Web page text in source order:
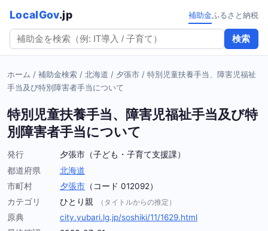
LocalGov.jp
検索
補助金ふるさと納税
ホーム / 補助金検索 / 北海道 / 夕張市 / 特別児童扶養手当、障害児福祉
手当及び特別障害者手当について
特別児童扶養手当、障害児福祉手当及び特
別障害者手当について
発行
夕張市（子ども・子育て支援課）
都道府県
北海道
市町村
夕張市 （コード 012092）
カテゴリ
ひとり親 （タイトルからの推定）
原典
city.yubari.lg.jp/soshiki/11/1629.html